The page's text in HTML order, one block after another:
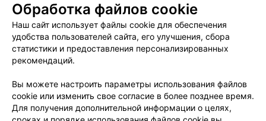
Медицинский маркетинг
Публичный договор
Пользовательское соглашение
Способы оплаты
Вакансии
Партнеры
Написать руководителю 103.by
Персональные настройки cookie
Обработка персональных данных
Обработка файлов cookie
Наш сайт использует файлы cookie для обеспечения
удобства пользователей сайта, его улучшения, сбора
статистики и предоставления персонализированных
рекомендаций.
Вы можете настроить параметры использования файлов
cookie или изменить свое согласие в более позднее время.
Для получения дополнительной информации о целях,